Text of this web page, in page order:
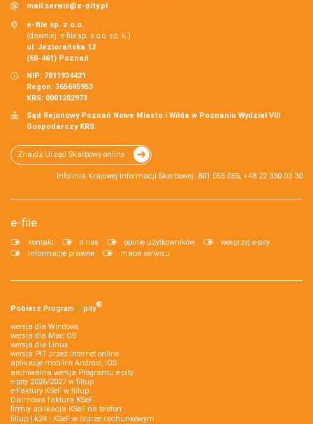
mail:serwis@e-pity.pl
e-file sp. z o.o.
(dawniej: e-file sp. z o.o. sp. k.)
ul. Jeziorańska 12
(60-461) Poznań
NIP: 7811934421
Regon: 365695953
KRS: 0001202973
Sąd Rejonowy Poznań Nowe Miasto i Wilda w Poznaniu Wydział VIII
Gospodarczy KRS.
Znajdź Urząd Skarbowy online
Infolinia Krajowej Informacji Skarbowej: 801 055 055, +48 22 330 03 30
e-file
kontakt o nas opinie użytkowników
wesprzyj e-pity
informacje prawne
mapa serwisu
Pobierz Program e‑pity®
wersja dla Windows
wersja dla Mac OS
wersja dla Linux
wersja PIT przez internet online
aplikacje mobilne Android, iOS
archiwalna wersja Programu e-pity
e-pity 2026/2027 w fillup
e‑Faktury KSeF w fillup
Darmowa faktura KSeF
firmly aplikacja KSeF na telefon
fillup | k24 - KSeF w biurze rachunkowym